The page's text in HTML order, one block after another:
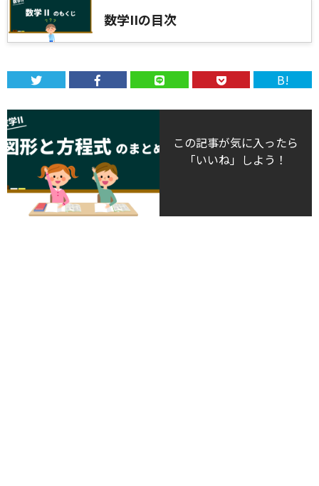
数学IIの目次
B!
この記事が気に入ったら
「いいね」しよう！